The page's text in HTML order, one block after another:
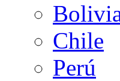
Chile
Perú